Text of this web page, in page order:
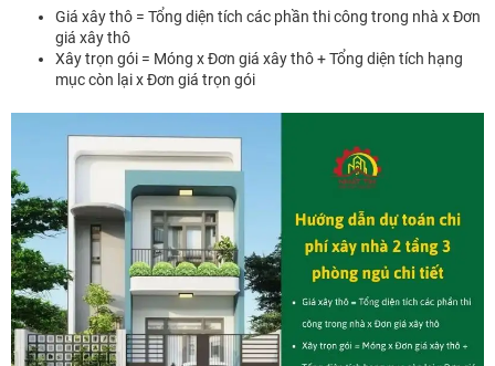
Giá xây thô = Tổng diện tích các phần thi công trong nhà x Đơn
giá xây thô
Xây trọn gói = Móng x Đơn giá xây thô + Tổng diện tích hạng
mục còn lại x Đơn giá trọn gói